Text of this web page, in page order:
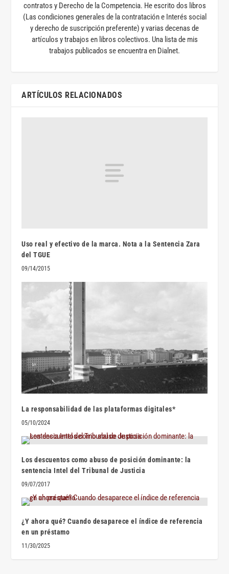
contratos y Derecho de la Competencia. He escrito dos libros
(Las condiciones generales de la contratación e Interés social
y derecho de suscripción preferente) y varias decenas de
artículos y trabajos en libros colectivos. Una lista de mis
trabajos publicados se encuentra en Dialnet.
ARTÍCULOS RELACIONADOS
Uso real y efectivo de la marca. Nota a la Sentencia Zara
del TGUE
09/14/2015
La responsabilidad de las plataformas digitales*
05/10/2024
Los descuentos como abuso de posición dominante: la
sentencia Intel del Tribunal de Justicia
09/07/2017
¿Y ahora qué? Cuando desaparece el índice de referencia
en un préstamo
11/30/2025